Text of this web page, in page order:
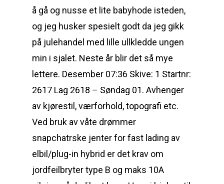
å gå og nusse et lite babyhode isteden,
og jeg husker spesielt godt da jeg gikk
på julehandel med lille ullkledde ungen
min i sjalet. Neste år blir det så mye
lettere. Desember 07:36 Skive: 1 Startnr:
2617 Lag 2618 – Søndag 01. Avhenger
av kjørestil, værforhold, topografi etc.
Ved bruk av våte drømmer
snapchatrske jenter for fast lading av
elbil/plug-in hybrid er det krav om
jordfeilbryter type B og maks 10A